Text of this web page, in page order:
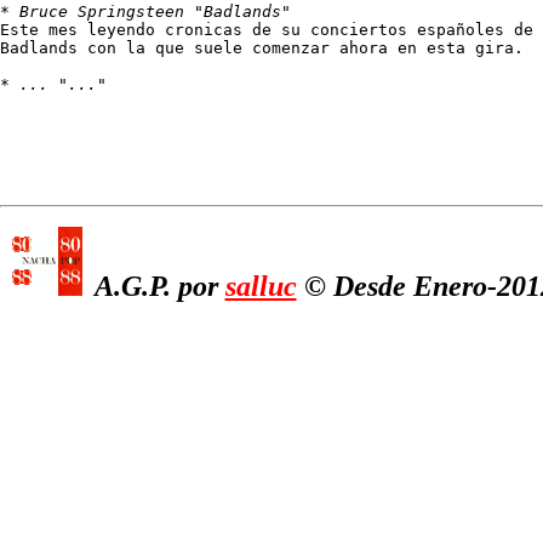
* Bruce Springsteen "Badlands"
Este mes leyendo cronicas de su conciertos españoles
Badlands con la que suele comenzar ahora en esta gira.
*
... "..."
A.G.P. porsalluc© Desde Enero-